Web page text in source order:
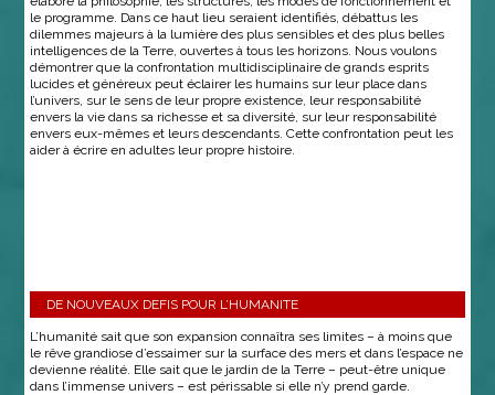
le programme. Dans ce haut lieu seraient identifiés, débattus les
dilemmes majeurs à la lumière des plus sensibles et des plus belles
intelligences de la Terre, ouvertes à tous les horizons. Nous voulons
démontrer que la confrontation multidisciplinaire de grands esprits
lucides et généreux peut éclairer les humains sur leur place dans
l’univers, sur le sens de leur propre existence, leur responsabilité
envers la vie dans sa richesse et sa diversité, sur leur responsabilité
envers eux-mêmes et leurs descendants. Cette confrontation peut les
aider à écrire en adultes leur propre histoire.
DE NOUVEAUX DEFIS POUR L’HUMANITE
L’humanité sait que son expansion connaîtra ses limites – à moins que
le rêve grandiose d’essaimer sur la surface des mers et dans l’espace ne
devienne réalité. Elle sait que le jardin de la Terre – peut-être unique
dans l’immense univers – est périssable si elle n’y prend garde.